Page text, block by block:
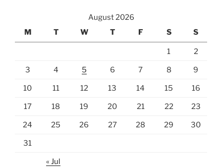
August 2026
M
T W T F S S
1 2
3 4 5 6 7 8 9
10 11 12 13 14 15 16
17 18 19 20 21 22 23
24 25 26 27 28 29 30
31
« Jul